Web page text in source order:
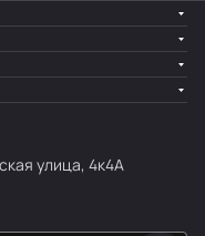
улица, 4к4А